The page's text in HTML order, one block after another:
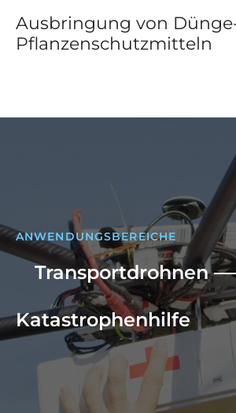
Ausbringung von
Pflanzenschutzmitteln
ANWENDUNGSBEREICHE
Transportdrohnen
Katastrophenhilfe